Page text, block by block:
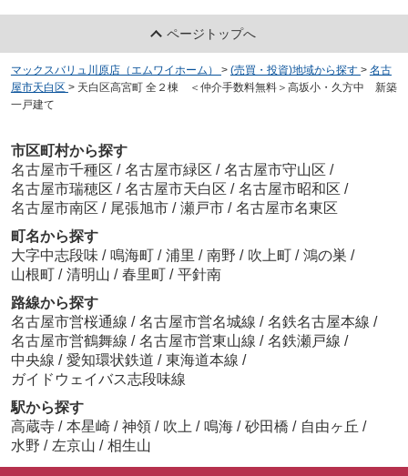
ページトップへ
マックスバリュ川原店（エムワイホーム） > (売買・投資)地域から探す > 名古
屋市天白区 > 天白区高宮町 全２棟 ＜仲介手数料無料＞高坂小・久方中 新築
一戸建て
市区町村から探す
名古屋市千種区 / 名古屋市緑区 / 名古屋市守山区 /
名古屋市瑞穂区 / 名古屋市天白区 / 名古屋市昭和区 /
名古屋市南区 / 尾張旭市 / 瀬戸市 / 名古屋市名東区
町名から探す
大字中志段味 / 鳴海町 / 浦里 / 南野 / 吹上町 / 鴻の巣 /
山根町 / 清明山 / 春里町 / 平針南
路線から探す
名古屋市営桜通線 / 名古屋市営名城線 / 名鉄名古屋本線 /
名古屋市営鶴舞線 / 名古屋市営東山線 / 名鉄瀬戸線 /
中央線 / 愛知環状鉄道 / 東海道本線 /
ガイドウェイバス志段味線
駅から探す
高蔵寺 / 本星崎 / 神領 / 吹上 / 鳴海 / 砂田橋 / 自由ヶ丘 /
水野 / 左京山 / 相生山